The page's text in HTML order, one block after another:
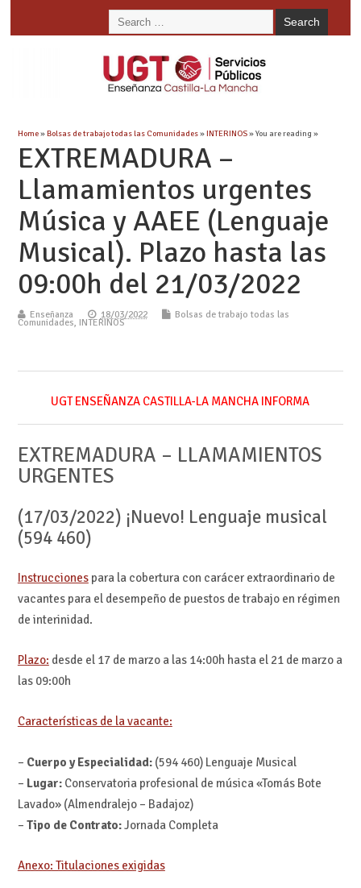
Home»Bolsas de trabajo todas las Comunidades»INTERINOS» You are reading »
EXTREMADURA –
Llamamientos urgentes
Música y AAEE (Lenguaje
Musical). Plazo hasta las
09:00h del 21/03/2022
Enseñanza 18/03/2022 Bolsas de trabajo todas las
Comunidades, INTERINOS
UGT ENSEÑANZA CASTILLA-LA MANCHA INFORMA
EXTREMADURA – LLAMAMIENTOS
URGENTES
(17/03/2022) ¡Nuevo! Lenguaje musical
(594 460)
Instruccionespara la cobertura con carácer extraordinario de
vacantes para el desempeño de puestos de trabajo en régimen
de interinidad.
Plazo: desde el 17 de marzo a las 14:00h hasta el 21 de marzo a
las 09:00h
Características de la vacante:
– Cuerpo y Especialidad:(594 460) Lenguaje Musical
– Lugar:Conservatoria profesional de música «Tomás Bote
Lavado» (Almendralejo – Badajoz)
– Tipo de Contrato:Jornada Completa
Anexo: Titulaciones exigidas